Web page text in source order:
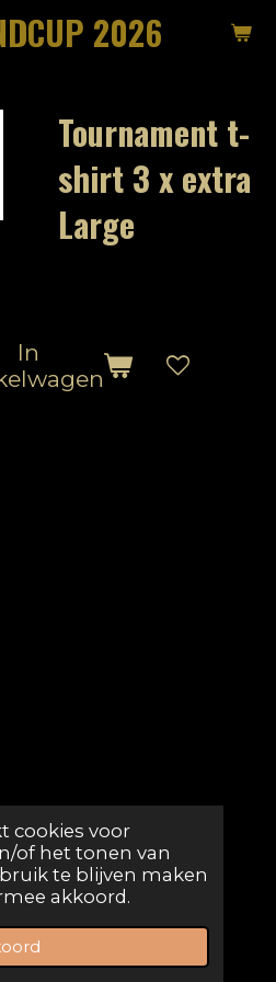
cookies voor
of het tonen van
te blijven maken
akkoord.
2026
Tournament t-
shirt 3 x extra
Large
In
Diamondcup.be